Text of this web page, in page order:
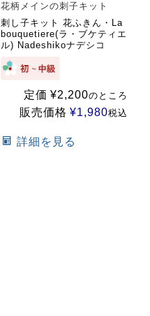
花柄メインの刺子キット
刺し子キット 花ふきん・La
bouquetiere(ラ・ブケティエ
ル) Nadeshikoナデシコ
定価 ¥2,200のところ
販売価格 ¥1,980税込
詳細を見る